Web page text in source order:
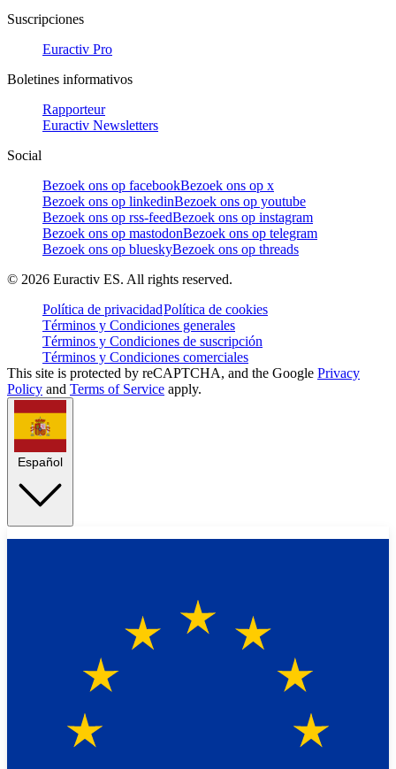
Suscripciones
Euractiv Pro
Boletines informativos
Rapporteur
Euractiv Newsletters
Social
Bezoek ons op facebookBezoek ons op x
Bezoek ons op linkedinBezoek ons op youtube
Bezoek ons op rss-feedBezoek ons op instagram
Bezoek ons op mastodonBezoek ons op telegram
Bezoek ons op blueskyBezoek ons op threads
© 2026 Euractiv ES. All rights reserved.
Política de privacidadPolítica de cookies
Términos y Condiciones generales
Términos y Condiciones de suscripción
Términos y Condiciones comerciales
This site is protected by reCAPTCHA, and the Google Privacy
Policy and Terms of Service apply.
Español